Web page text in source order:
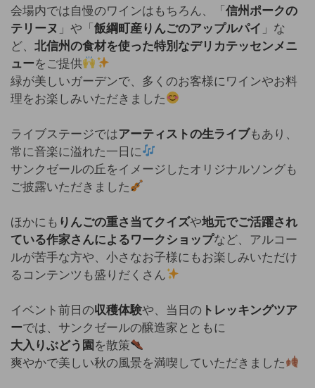
会場内では自慢のワインはもちろん、「 信州ポークの
テリーヌ 」や「 飯綱町産りんごのアップルパイ 」な
ど、 北信州の食材を使った特別なデリカテッセンメニ
ューをご提供
緑が美しいガーデンで、多くのお客様にワインやお料
理をお楽しみいただきました
ライブステージではアーティストの生ライブもあり、
常に音楽に溢れた一日に
サンクゼールの丘をイメージしたオリジナルソングも
ご披露いただきました
ほかにも りんごの重さ当てクイズや地元でご活躍され
ている作家さんによるワークショップなど、アルコー
ルが苦手な方や、小さなお子様にもお楽しみいただけ
るコンテンツも盛りだくさん
イベント前日の収穫体験や、当日の トレッキングツア
ーでは、サンクゼールの醸造家とともに
大入りぶどう園 を散策
爽やかで美しい秋の風景を満喫していただきました